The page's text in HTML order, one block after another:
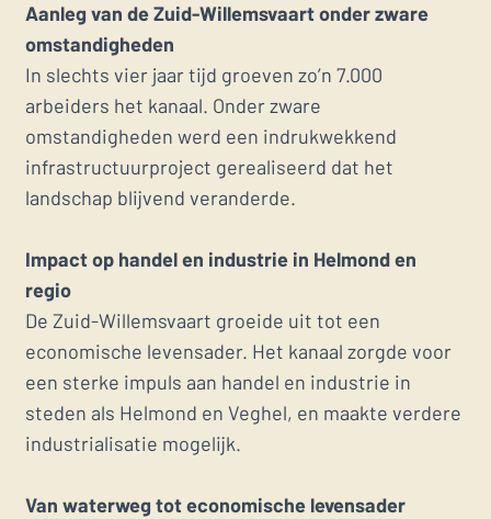
Aanleg van de Zuid-Willemsvaart onder zware
omstandigheden
In slechts vier jaar tijd groeven zo’n 7.000
arbeiders het kanaal. Onder zware
omstandigheden werd een indrukwekkend
infrastructuurproject gerealiseerd dat het
landschap blijvend veranderde.
Impact op handel en industrie in Helmond en
regio
De Zuid-Willemsvaart groeide uit tot een
economische levensader. Het kanaal zorgde voor
een sterke impuls aan handel en industrie in
steden als Helmond en Veghel, en maakte verdere
industrialisatie mogelijk.
Van waterweg tot economische levensader